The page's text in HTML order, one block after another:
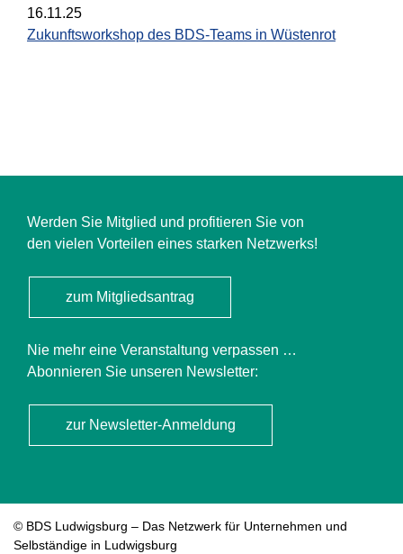
16.11.25
Zukunftsworkshop des BDS-Teams in Wüstenrot
Werden Sie Mitglied und profitieren Sie von
den vielen Vorteilen eines starken Netzwerks!
zum Mitgliedsantrag
Nie mehr eine Veranstaltung verpassen …
Abonnieren Sie unseren Newsletter:
zur Newsletter-Anmeldung
© BDS Ludwigsburg – Das Netzwerk für Unternehmen und
Selbständige in Ludwigsburg